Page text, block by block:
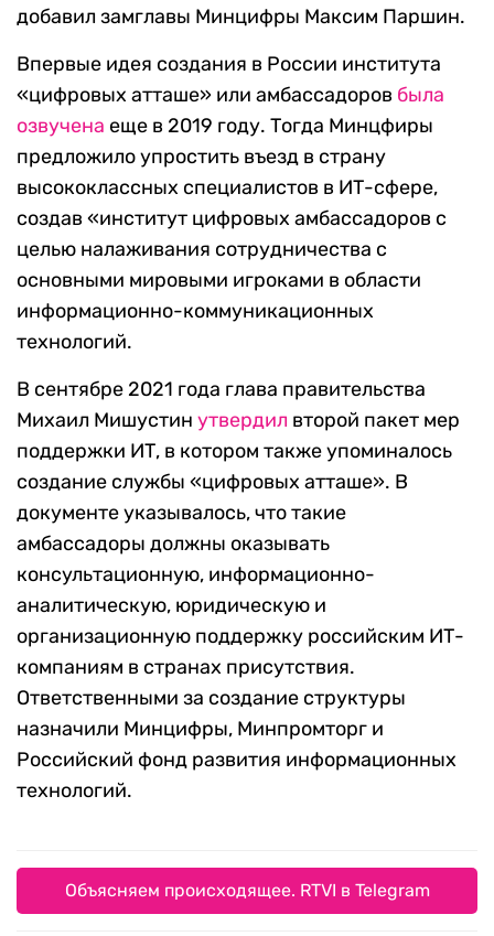
добавил замглавы Минцифры Максим Паршин.
Впервые идея создания в России института
«цифровых атташе» или амбассадоров была
озвучена еще в 2019 году. Тогда Минцфиры
предложило упростить въезд в страну
высококлассных специалистов в ИТ-сфере,
создав «институт цифровых амбассадоров с
целью налаживания сотрудничества с
основными мировыми игроками в области
информационно-коммуникационных
технологий.
В сентябре 2021 года глава правительства
Михаил Мишустин утвердил второй пакет мер
поддержки ИТ, в котором также упоминалось
создание службы «цифровых атташе». В
документе указывалось, что такие
амбассадоры должны оказывать
консультационную, информационно-
аналитическую, юридическую и
организационную поддержку российским ИТ-
компаниям в странах присутствия.
Ответственными за создание структуры
назначили Минцифры, Минпромторг и
Российский фонд развития информационных
технологий.
Объясняем происходящее. RTVI в Telegram